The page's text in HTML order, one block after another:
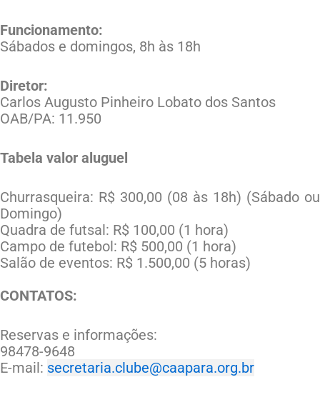
Funcionamento:
Sábados e domingos, 8h às 18h
Diretor:
Carlos Augusto Pinheiro Lobato dos Santos
OAB/PA: 11.950
Tabela valor aluguel
Churrasqueira: R$ 300,00 (08 às 18h) (Sábado ou
Domingo)
Quadra de futsal: R$ 100,00 (1 hora)
Campo de futebol: R$ 500,00 (1 hora)
Salão de eventos: R$ 1.500,00 (5 horas)
CONTATOS:
Reservas e informações:
98478-9648
E-mail: secretaria.clube@caapara.org.br